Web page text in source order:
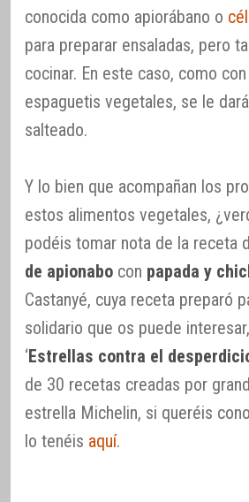
conocida como apiorábano o
para preparar ensaladas, pero
cocinar. En este caso, como
espaguetis vegetales, se le
salteado.
Y lo bien que acompañan los
estos alimentos vegetales,
podéis tomar nota de la receta
de apionabo con papada y
Castanyé, cuya receta preparó
solidario que os puede
‘Estrellas contra el
de 30 recetas creadas por
estrella Michelin, si queréis
lo tenéis aquí.